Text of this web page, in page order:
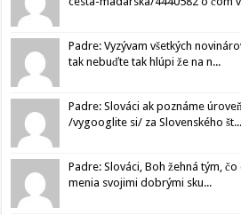
Padre: Vyzývam všetkých
tak nebuďte tak hlúpi že na n...
Padre: Slováci ak poznáme
/vygooglite si/ za Slovenského št...
Padre: Slováci, Boh žehná tým,
menia svojimi dobrými sku...